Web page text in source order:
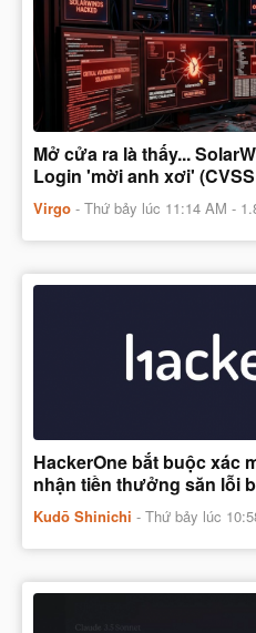
Mở cửa ra là thấy...
Login 'mời anh xơi'
Virgo - Thứ bảy lúc 11:14 AM -
HackerOne bắt buộc xác
nhận tiền thưởng săn lỗi
Kudō Shinichi - Thứ bảy lúc